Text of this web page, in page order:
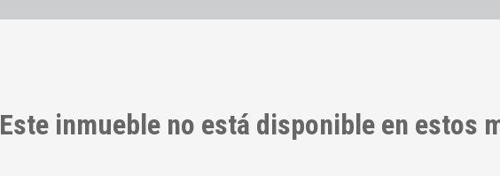
Este inmueble no está disponible en estos